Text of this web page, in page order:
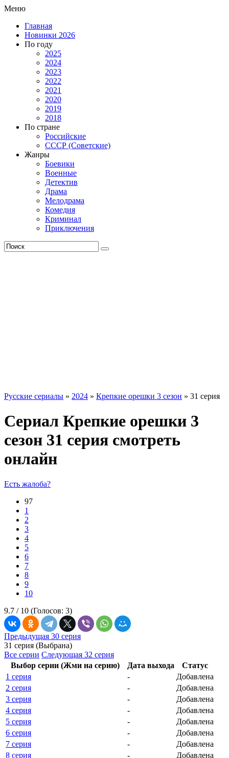
Меню
Главная
Новинки 2026
По году
2025
2024
2023
2022
2021
2020
2019
2018
По стране
Российские
СССР (Советские)
Жанры
Боевики
Военные
Детектив
Драма
Мелодрама
Комедия
Криминал
Приключения
Русские сериалы » 2024 » Крепкие орешки 3 сезон » 31 серия
Сериал Крепкие орешки 3
сезон 31 серия смотреть
онлайн
Есть жалоба?
97
1
2
3
4
5
6
7
8
9
10
9.7 / 10 (Голосов: 3)
Предыдущая 30 серия
31 серия (Выбрана)
Все серии Следующая 32 серия
Выбор серии (Жми на серию)
Дата выхода
Статус
1 серия
-
Добавлена
2 серия
-
Добавлена
3 серия
-
Добавлена
4 серия
-
Добавлена
5 серия
-
Добавлена
6 серия
-
Добавлена
7 серия
-
Добавлена
8 серия
-
Добавлена